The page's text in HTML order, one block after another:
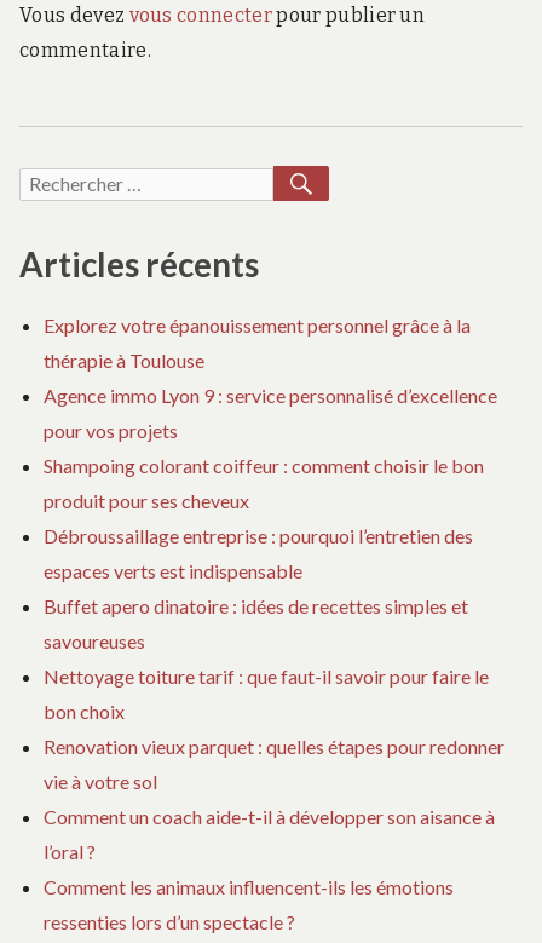
Vous devez vous connecterpour publier un
commentaire.
Recherche
Articles récents
Explorez votre épanouissement personnel grâce à la
thérapie à Toulouse
Agence immo Lyon 9 : service personnalisé d’excellence
pour vos projets
Shampoing colorant coiffeur : comment choisir le bon
produit pour ses cheveux
Débroussaillage entreprise : pourquoi l’entretien des
espaces verts est indispensable
Buffet apero dinatoire : idées de recettes simples et
savoureuses
Nettoyage toiture tarif : que faut-il savoir pour faire le
bon choix
Renovation vieux parquet : quelles étapes pour redonner
vie à votre sol
Comment un coach aide-t-il à développer son aisance à
l’oral ?
Comment les animaux influencent-ils les émotions
ressenties lors d’un spectacle ?